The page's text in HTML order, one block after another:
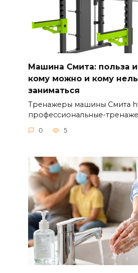
Машина Смита: польза
кому можно и кому
заниматься
Тренажеры машины Смита
профессиональные-
0 5